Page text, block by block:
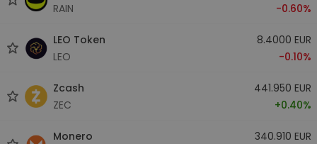
RAIN
-0.60%
LEO Token
LEO
8.4000 EUR
-0.10%
Zcash
ZEC
441.950 EUR
+0.40%
Monero
340.910 EUR